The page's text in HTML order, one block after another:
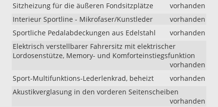
Sitzheizung für die äußeren Fondsitzplätze
vorhanden
Interieur Sportline - Mikrofaser/Kunstleder
vorhanden
Sportliche Pedalabdeckungen aus Edelstahl
vorhanden
Elektrisch verstellbarer Fahrersitz mit elektrischer
Lordosenstütze, Memory- und Komforteinstiegsfunktion
vorhanden
Sport-Multifunktions-Lederlenkrad, beheizt
vorhanden
Akustikverglasung in den vorderen Seitenscheiben
vorhanden